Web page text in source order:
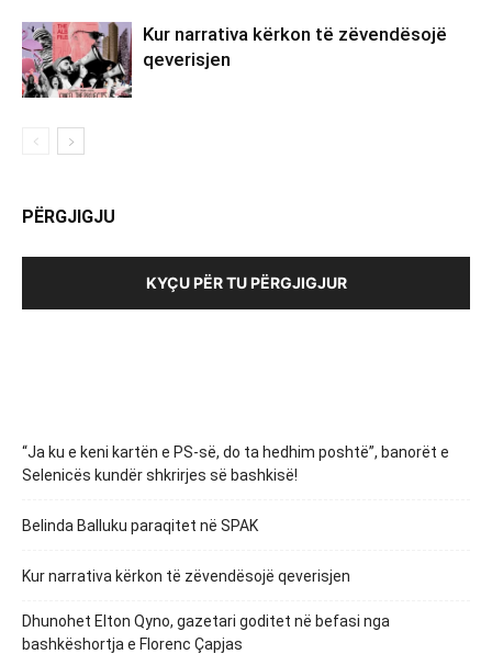
Kur narrativa kërkon të zëvendësojë
qeverisjen
PËRGJIGJU
KYÇU PËR TU PËRGJIGJUR
“Ja ku e keni kartën e PS-së, do ta hedhim poshtë”, banorët e
Selenicës kundër shkrirjes së bashkisë!
Belinda Balluku paraqitet në SPAK
Kur narrativa kërkon të zëvendësojë qeverisjen
Dhunohet Elton Qyno, gazetari goditet në befasi nga
bashkëshortja e Florenc Çapjas